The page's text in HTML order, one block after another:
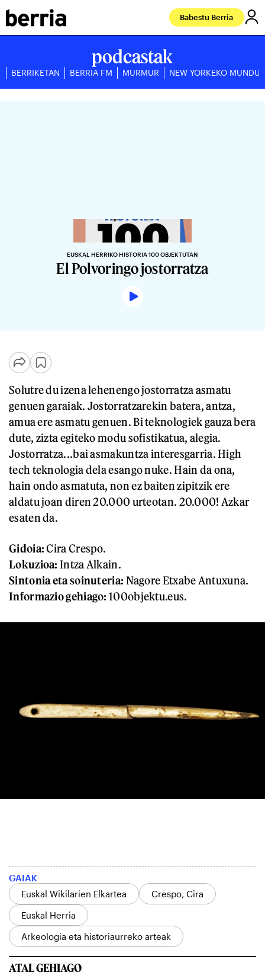
Babestu Berria
podcastak
BERRIKETAN BERRIA FM MURMUR NEW YORKEKO
EUSKAL HERRIKO HISTORIA 100 OBJEKTUTAN
El Polvoringo jostorratza
Solutre du izena lehenengo jostorratza asmatu
genuen garaiak. Jostorratzarekin batera, antza,
amua ere asmatu genuen. Bi teknologiek gauza bera
dute, zizta egiteko modu sofistikatua, alegia.
Jostorratza...bai asmakuntza interesgarria. High
tech teknologia dela esango nuke. Hain da ona,
hain ondo asmatuta, non ez baiten zipitzik ere
aldatu joan diren 20.000 urteotan. 20.000! Azkar
esaten da.
Gidoia:Cira Crespo.
Lokuzioa: Intza Alkain.
Sintonia eta soinuteria: Nagore Etxabe Antuxuna.
Informazio gehiago: 100objektu.eus.
GAIAK
Euskal Wikilarien Elkartea
Crespo, Cira
Euskal Herria
Arkeologia eta historiaurreko arteak
ATAL GEHIAGO